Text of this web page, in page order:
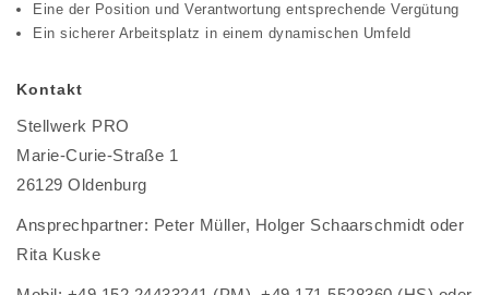
Eine der Position und Verantwortung entsprechende Vergütung
Ein sicherer Arbeitsplatz in einem dynamischen Umfeld
Kontakt
Stellwerk PRO
Marie-Curie-Straße 1
26129 Oldenburg
Ansprechpartner: Peter Müller, Holger Schaarschmidt oder
Rita Kuske